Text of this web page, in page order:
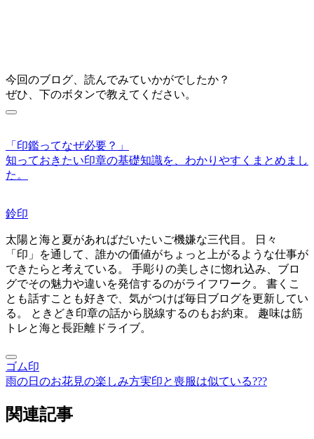
今回のブログ、読んでみていかがでしたか？
ぜひ、下のボタンで教えてください。
「印鑑ってなぜ必要？」
知っておきたい印章の基礎知識を、わかりやすくまとめまし
た。
鈴印
太陽と海と夏があればだいたいご機嫌な三代目。 日々
「印」を通して、誰かの価値がちょっと上がるような仕事が
できたらと考えている。 手彫りの美しさに惚れ込み、ブロ
グでその魅力や違いを発信するのがライフワーク。 書くこ
とも話すことも好きで、気がつけば毎日ブログを更新してい
る。 ときどき印章の話から脱線するのもお約束。 趣味は筋
トレと海と長距離ドライブ。
ゴム印
雨の日のお花見の楽しみ方実印と喪服は似ている???
関連記事